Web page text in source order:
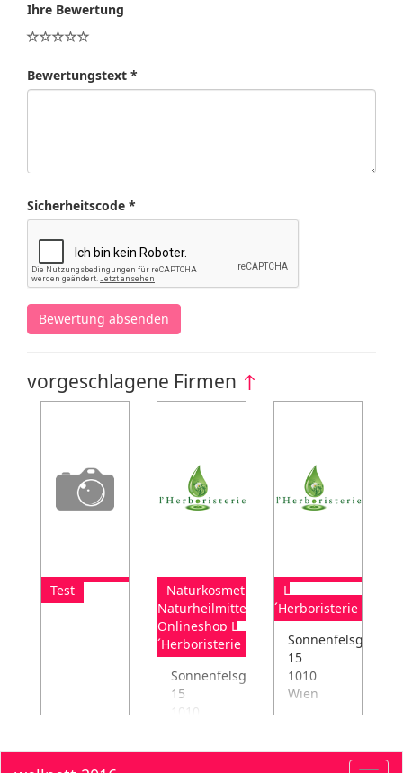
Ihre Bewertung
Bewertungstext *
Sicherheitscode *
Bewertung absenden
vorgeschlagene Firmen ↑
Test
Naturkosmetik
Naturheilmittel
Onlineshop L
´Herboristerie
Sonnenfelsgasse
15
1010
L
´Herboristerie
Sonnenfelsgasse
15
1010
Wien